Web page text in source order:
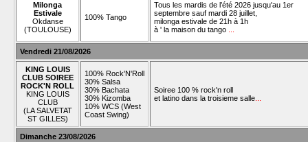
Milonga
Estivale
Okdanse
(TOULOUSE)
100% Tango
Tous les mardis de l’été 2026 jusqu'au 1er
septembre sauf mardi 28 juillet,
milonga estivale de 21h à 1h
à ' la maison du tango
Vendredi 21/08/2026
KING LOUIS
CLUB SOIREE
ROCK'N ROLL
KING LOUIS
CLUB
(LA SALVETAT
ST GILLES)
100% Rock'N'Roll
30% Salsa
30% Bachata
30% Kizomba
10% WCS (West
Coast Swing)
Soiree 100 % rock'n roll
et latino dans la troisieme salle
Dimanche 23/08/2026